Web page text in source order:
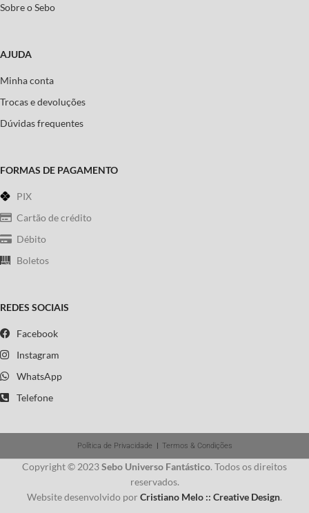
Sobre o Sebo
AJUDA
Minha conta
Trocas e devoluções
Dúvidas frequentes
FORMAS DE PAGAMENTO
PIX
Cartão de crédito
Débito
Boletos
REDES SOCIAIS
Facebook
Instagram
WhatsApp
Telefone
Política de Privacidade | Termos & Condições
Copyright © 2023Sebo Universo Fantástico. Todos os direitos
reservados.
Website desenvolvido por Cristiano Melo :: Creative Design.